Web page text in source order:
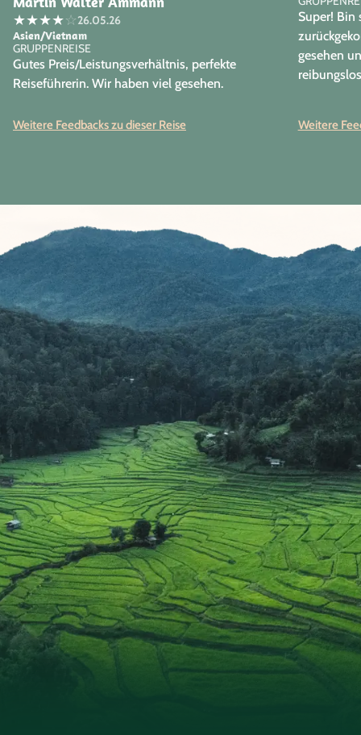
★★★★☆26.05.26
Asien/Vietnam
GRUPPENREISE
Gutes Preis/Leistungsverhältnis, perfekte
Reiseführerin. Wir haben viel gesehen.
Weitere Feedbacks zu dieser Reise
Super! Bin
gesehen
Weitere